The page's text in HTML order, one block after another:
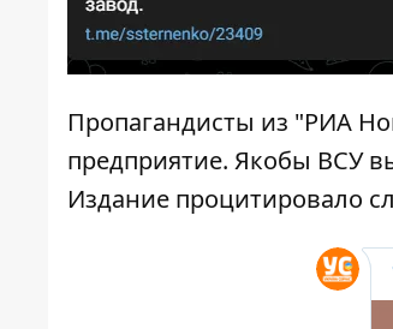
Пропагандисты из "РИА
предприятие. Якобы ВСУ
Издание процитировало